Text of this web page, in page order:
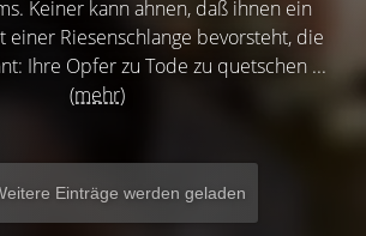
Keiner kann ahnen, daß ihnen ein
einer Riesenschlange bevorsteht, die
Ihre Opfer zu Tode zu quetschen ...
(mehr)
Einträge werden geladen